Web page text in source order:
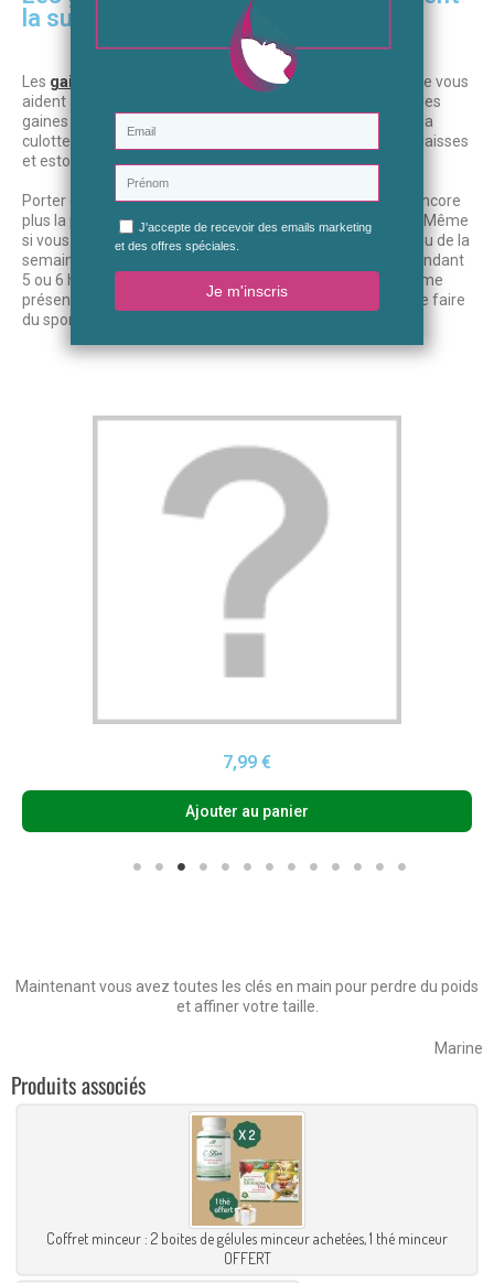
la sudation
Les gaines amincissantes
proposées par Cosmeto Nature vous
aident à remodeler votre corps, le raffermir et le tonifier. Ces
gaines sont
, elles agissent efficacement sur la
culotte de cheval, raffermissent la peau, déstockent les graisses
et estompent les vergetures.
Porter ces gaines pendant une activité sportive favorise encore
plus la perte de poids car lasudation est plus importante. Même
si vous n’avez pas le temps de faire votre séance du jour ou de la
semaine, vous pouvez quand même porter votre gaine pendant
5 ou 6 heures dans la journée. La sudation sera quand même
présente. Ainsi, vous pourrez perdre du ventre sans même faire
du sport.
7,99 €
Ajouter au panier
Maintenant vous avez toutes les clés en main pour perdre du poids
et affiner votre taille.
Marine
Produits associés
Coffret minceur : 2 boites de gélules minceur achetées, 1 thé minceur
OFFERT